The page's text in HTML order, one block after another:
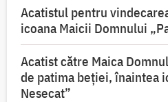
Acatistul pentru
icoana Maicii Domnului
Acatist către Maica
de patima beției, înaintea
Nesecat”